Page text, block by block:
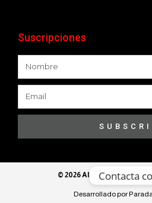
Suscripciones
© 2026 All Rights
Desarrollado por
Contacta